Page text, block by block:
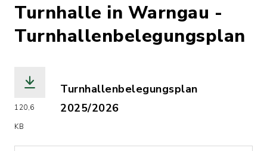
Turnhalle in Warngau -
Turnhallenbelegungsplan
120,6
KB
Turnhallenbelegungsplan
2025/2026